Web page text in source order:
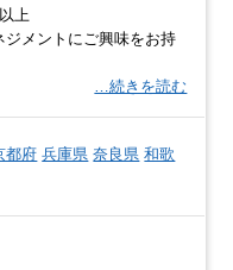
上
ジメントにご興味をお持
…続きを読む
都府 兵庫県 奈良県 和歌